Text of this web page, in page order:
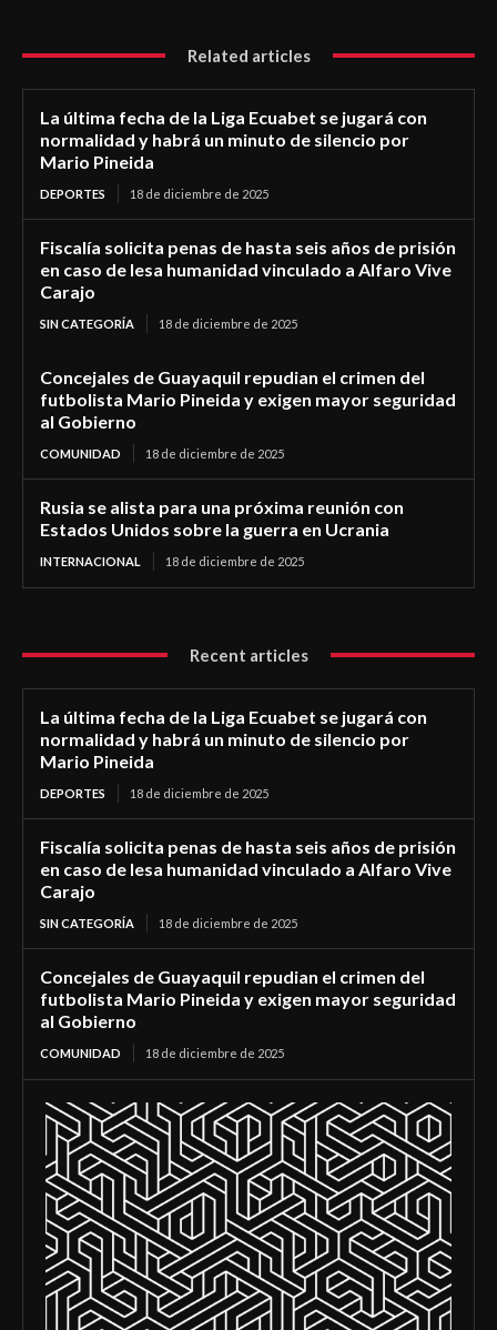
Related articles
La última fecha de la Liga Ecuabet se jugará con
normalidad y habrá un minuto de silencio por
Mario Pineida
DEPORTES 18 de diciembre de 2025
Fiscalía solicita penas de hasta seis años de prisión
en caso de lesa humanidad vinculado a Alfaro Vive
Carajo
SIN CATEGORÍA 18 de diciembre de 2025
Concejales de Guayaquil repudian el crimen del
futbolista Mario Pineida y exigen mayor seguridad
al Gobierno
COMUNIDAD 18 de diciembre de 2025
Rusia se alista para una próxima reunión con
Estados Unidos sobre la guerra en Ucrania
INTERNACIONAL 18 de diciembre de 2025
Recent articles
La última fecha de la Liga Ecuabet se jugará con
normalidad y habrá un minuto de silencio por
Mario Pineida
DEPORTES 18 de diciembre de 2025
Fiscalía solicita penas de hasta seis años de prisión
en caso de lesa humanidad vinculado a Alfaro Vive
Carajo
SIN CATEGORÍA 18 de diciembre de 2025
Concejales de Guayaquil repudian el crimen del
futbolista Mario Pineida y exigen mayor seguridad
al Gobierno
COMUNIDAD 18 de diciembre de 2025